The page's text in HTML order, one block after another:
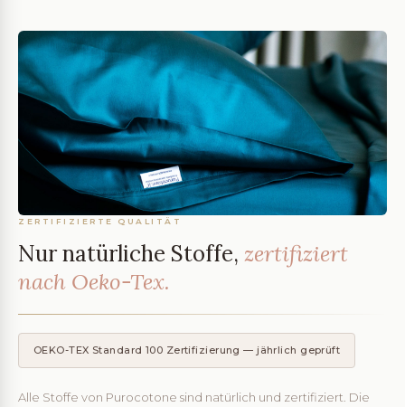
ZERTIFIZIERTE QUALITÄT
Nur natürliche Stoffe, zertifiziert
nach Oeko-Tex.
OEKO-TEX Standard 100 Zertifizierung — jährlich geprüft
Alle Stoffe von Purocotone sind natürlich und zertifiziert. Die